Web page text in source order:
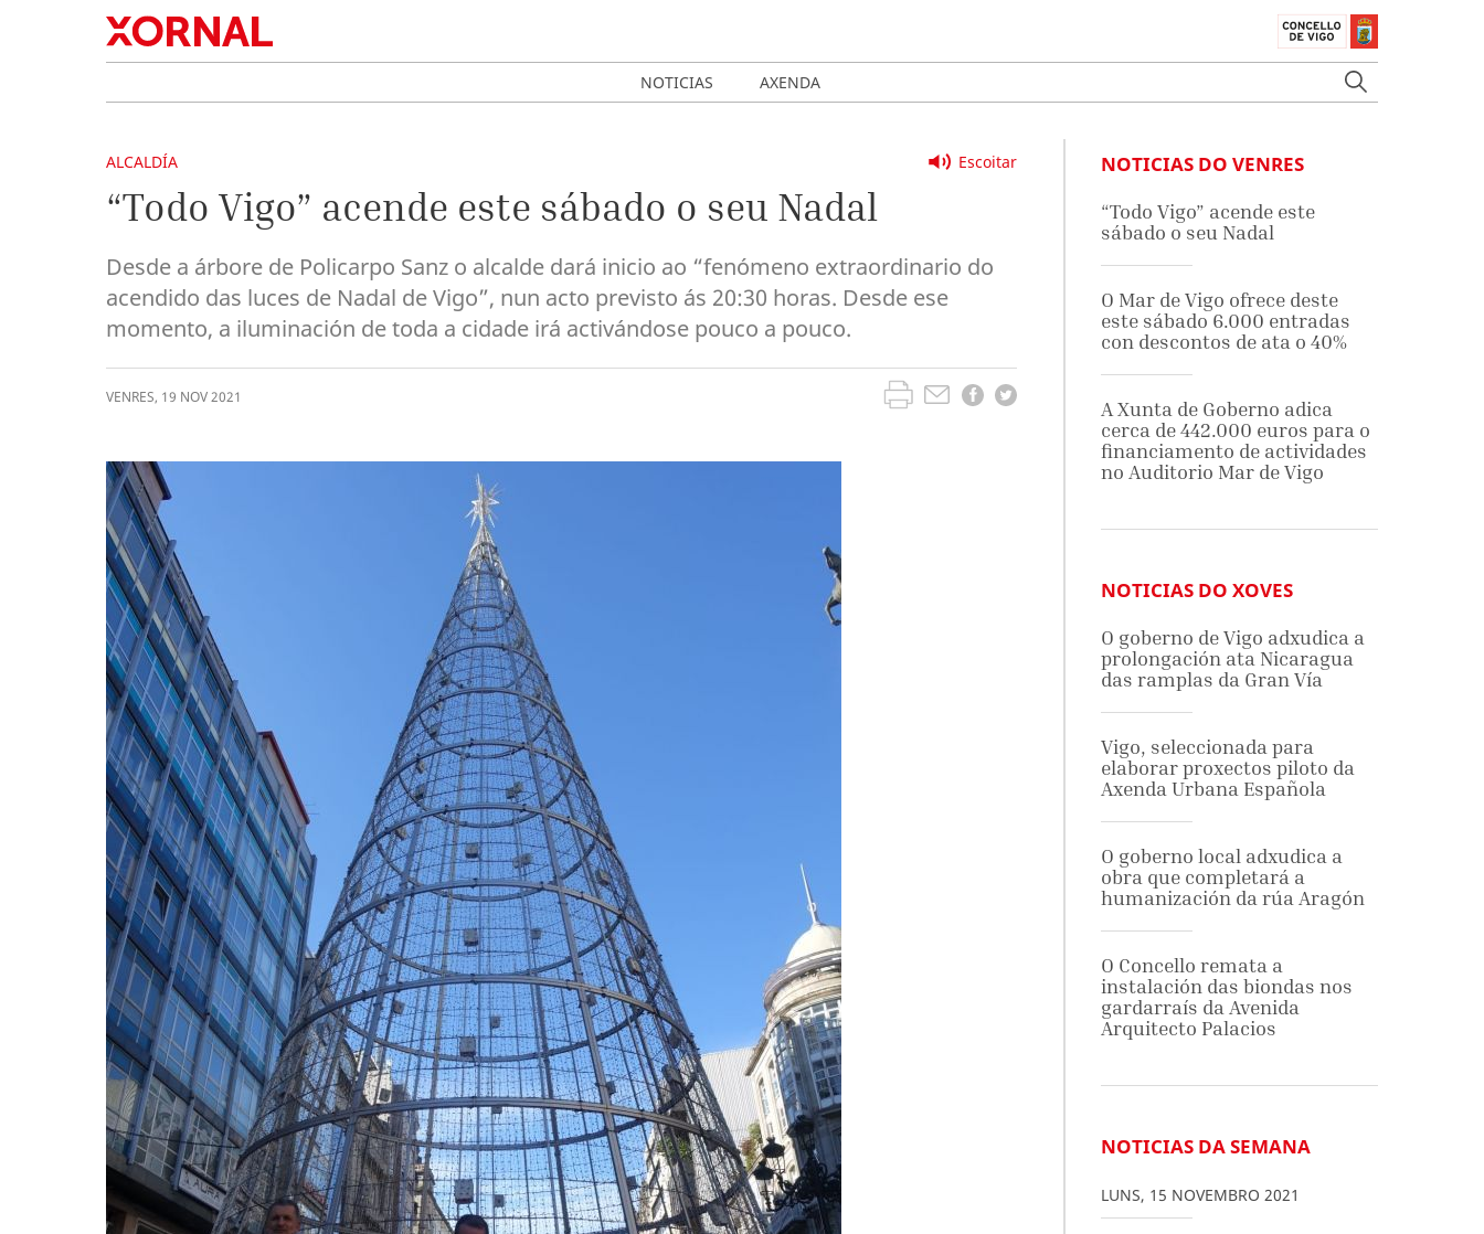
NOTICIAS AXENDA
Escoitar
ALCALDÍA
“Todo Vigo” acende este sábado o seu Nadal
Desde a árbore de Policarpo Sanz o alcalde dará inicio ao “fenómeno extraordinario do
acendido das luces de Nadal de Vigo”, nun acto previsto ás 20:30 horas. Desde ese
momento, a iluminación de toda a cidade irá activándose pouco a pouco.
VENRES, 19 NOV2021
NOTICIAS DO VENRES
“Todo Vigo” acende este
sábado o seu Nadal
O Mar de Vigo ofrece deste
este sábado 6.000 entradas
con descontos de ata o 40%
A Xunta de Goberno adica
cerca de 442.000 euros para o
financiamento de actividades
no Auditorio Mar de Vigo
NOTICIAS DO XOVES
O goberno de Vigo adxudica a
prolongación ata Nicaragua
das ramplas da Gran Vía
Vigo, seleccionada para
elaborar proxectos piloto da
Axenda Urbana Española
O goberno local adxudica a
obra que completará a
humanización da rúa Aragón
O Concello remata a
instalación das biondas nos
gardarraís da Avenida
Arquitecto Palacios
NOTICIAS DA SEMANA
LUNS, 15 NOVEMBRO 2021